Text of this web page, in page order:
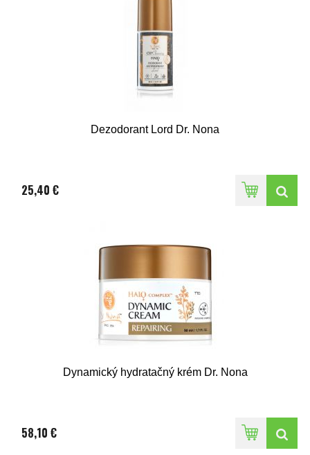
Dezodorant Lord Dr. Nona
25,40 €
Dynamický hydratačný krém Dr. Nona
58,10 €